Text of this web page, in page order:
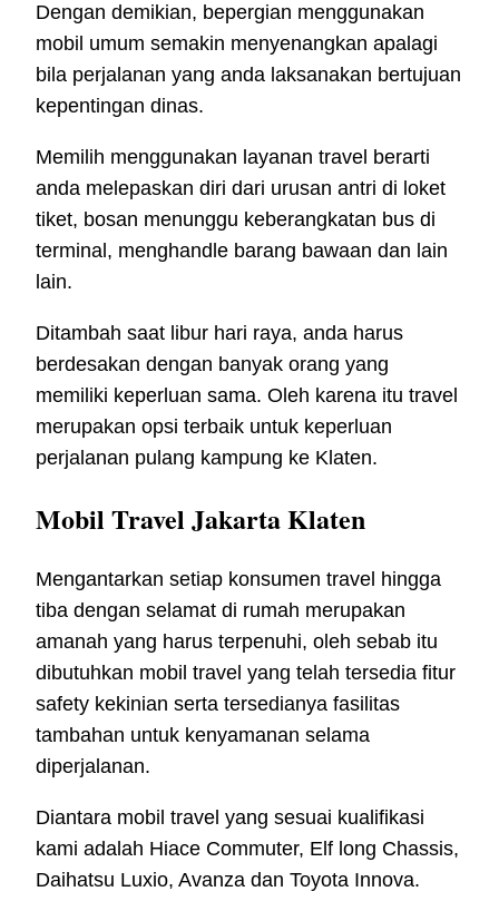
Dengan demikian, bepergian menggunakan
mobil umum semakin menyenangkan apalagi
bila perjalanan yang anda laksanakan bertujuan
kepentingan dinas.
Memilih menggunakan layanan travel berarti
anda melepaskan diri dari urusan antri di loket
tiket, bosan menunggu keberangkatan bus di
terminal, menghandle barang bawaan dan lain
lain.
Ditambah saat libur hari raya, anda harus
berdesakan dengan banyak orang yang
memiliki keperluan sama. Oleh karena itu travel
merupakan opsi terbaik untuk keperluan
perjalanan pulang kampung ke Klaten.
Mobil Travel Jakarta Klaten
Mengantarkan setiap konsumen travel hingga
tiba dengan selamat di rumah merupakan
amanah yang harus terpenuhi, oleh sebab itu
dibutuhkan mobil travel yang telah tersedia fitur
safety kekinian serta tersedianya fasilitas
tambahan untuk kenyamanan selama
diperjalanan.
Diantara mobil travel yang sesuai kualifikasi
kami adalah Hiace Commuter, Elf long Chassis,
Daihatsu Luxio, Avanza dan Toyota Innova.